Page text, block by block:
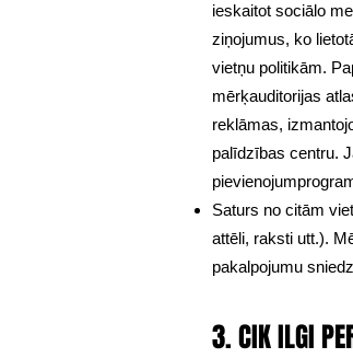
ieskaitot sociālo
ziņojumus, ko
vietņu politikām.
mērķauditorijas
reklāmas,
palīdzības centru.
Saturs no citām
attēli, raksti utt.).
pakalpojumu
3. CIK ILGI